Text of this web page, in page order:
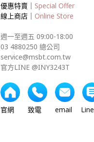
優惠特賣｜ Special Offer
線上商店｜ Online Store
週一至週五 09:00-18:00
03 4880250 總公司
service@msbt.com.tw
官方LINE @INY3243T
官網 致電 email Line